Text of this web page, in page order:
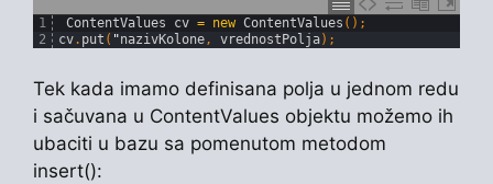
1
2
ContentValues cv = new ContentValues ( ) ;
cv. put ( "nazivKolone, vrednostPolja) ;
Tek kada imamo definisana polja u jednom redu
i sačuvana u ContentValues objektu možemo ih
ubaciti u bazu sa pomenutom metodom
insert():